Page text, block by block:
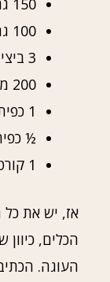
150 גרם אגוזי מלך קצוצים גס
100 גרם חמאה
3 ביצים בטמפרטורת החדר
200 מ"ל חלב
1 כפית תמצית וניל
½
1 קורט מלח
אז, יש את
הכלים,
העוגה.